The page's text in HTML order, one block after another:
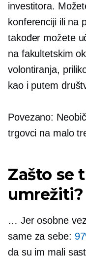
investitora.
konferenciji ili na
također možete
na fakultetskim
volontiranja,
kao i putem
Povezano:
trgovci na malo
Zašto se
umrežiti?
… Jer osobne
same za sebe:
da su im mali